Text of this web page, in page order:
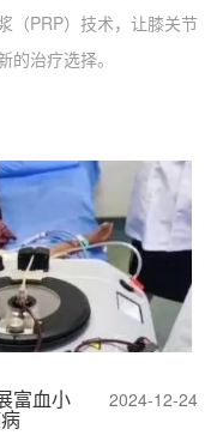
（PRP）技术，让膝关节
治疗选择。
2024-12-24
富血小